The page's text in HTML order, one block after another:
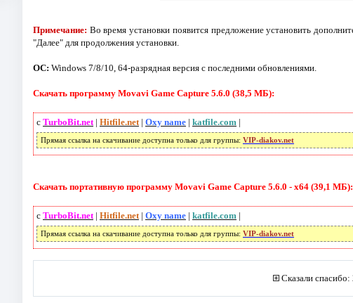
Примечание: Во время установки появится предложение установить
"Далее" для продолжения установки.
ОС: Windows 7/8/10, 64-разрядная версия с последними обновлениями.
Скачать программу Movavi Game Capture 5.6.0 (38,5 МБ):
с TurboBit.net| Hitfile.net| Oxy name| katfile.com |
Прямая ссылка на скачивание доступна только для группы: VIP-diakov.net
Скачать портативную программу Movavi Game Capture 5.6.0 - x64 (39,1 МБ):
с TurboBit.net| Hitfile.net| Oxy name| katfile.com |
Прямая ссылка на скачивание доступна только для группы: VIP-diakov.net
Сказали спасибо: